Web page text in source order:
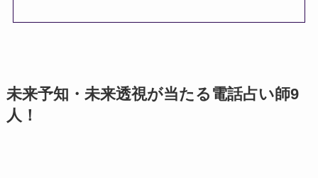
未来予知・未来透視が当たる電話占い師9
人！